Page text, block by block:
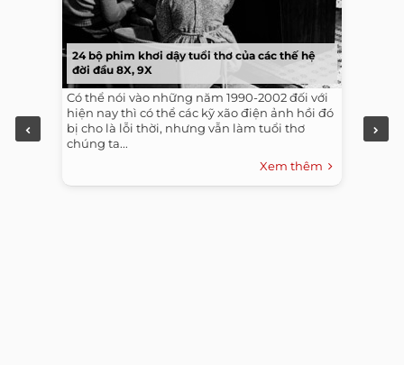
24 bộ phim khơi dậy tuổi thơ của các thế hệ
đời đầu 8X, 9X
Có thể nói vào những năm 1990-2002 đối với
hiện nay thì có thể các kỹ xão điện ảnh hồi đó
bị cho là lỗi thời, nhưng vẫn làm tuổi thơ
chúng ta...
Xem thêm